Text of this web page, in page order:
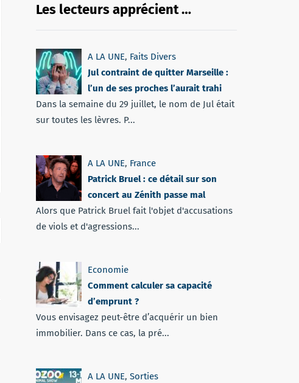
Les lecteurs apprécient …
A LA UNE, Faits Divers
Jul contraint de quitter Marseille :
l’un de ses proches l’aurait trahi
Dans la semaine du 29 juillet, le nom de Jul était
sur toutes les lèvres. P...
A LA UNE, France
Patrick Bruel : ce détail sur son
concert au Zénith passe mal
Alors que Patrick Bruel fait l'objet d'accusations
de viols et d'agressions...
Economie
Comment calculer sa capacité
d’emprunt ?
Vous envisagez peut-être d’acquérir un bien
immobilier. Dans ce cas, la pré...
A LA UNE, Sorties